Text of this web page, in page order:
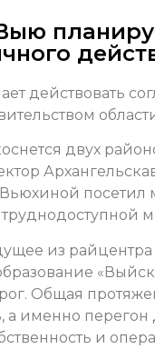
действовать
двух
из
Общая
а именно
и